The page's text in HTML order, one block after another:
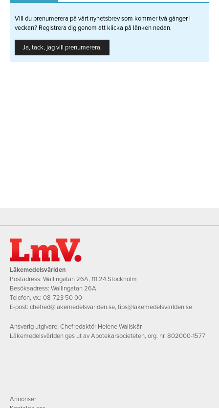
Vill du prenumerera på vårt nyhetsbrev som kommer två gånger i
veckan? Registrera dig genom att klicka på länken nedan.
Ja, tack, jag vill prenumerera.
Läkemedelsvärlden
Postadress: Wallingatan 26A, 111 24 Stockholm
Besöksadress: Wallingatan 26A
Telefon, vx.: 08-723 50 00
E-post: chefred@lakemedelsvarlden.se,tips@lakemedelsvarlden.se
Ansvarig utgivare: Chefredaktör Helene Wallskär
Läkemedelsvärlden ges ut av Apotekarsocieteten, org. nr. 802000-1577
Annonser